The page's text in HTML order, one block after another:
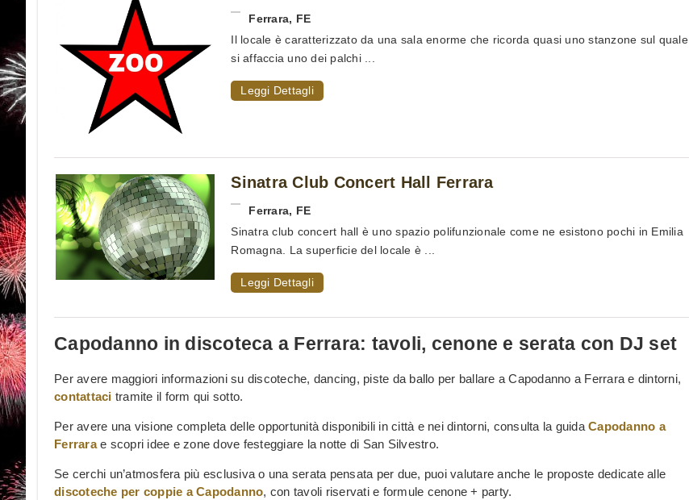
Ferrara, FE
Il locale è caratterizzato da una sala enorme che ricorda quasi uno stanzone sul quale
si affaccia uno dei palchi ...
Leggi Dettagli
Sinatra Club Concert Hall Ferrara
Ferrara, FE
Sinatra club concert hall è uno spazio polifunzionale come ne esistono pochi in Emilia
Romagna. La superficie del locale è ...
Leggi Dettagli
Capodanno in discoteca a Ferrara: tavoli, cenone e serata con DJ set
Per avere maggiori informazioni su discoteche, dancing, piste da ballo per ballare a Capodanno a Ferrara e dintorni,
contattaci tramite il form qui sotto.
Per avere una visione completa delle opportunità disponibili in città e nei dintorni, consulta la guidaCapodanno a
Ferrarae scopri idee e zone dove festeggiare la notte di San Silvestro.
Se cerchi un’atmosfera più esclusiva o una serata pensata per due, puoi valutare anche le proposte dedicate alle
discoteche per coppie a Capodanno, con tavoli riservati e formule cenone + party.